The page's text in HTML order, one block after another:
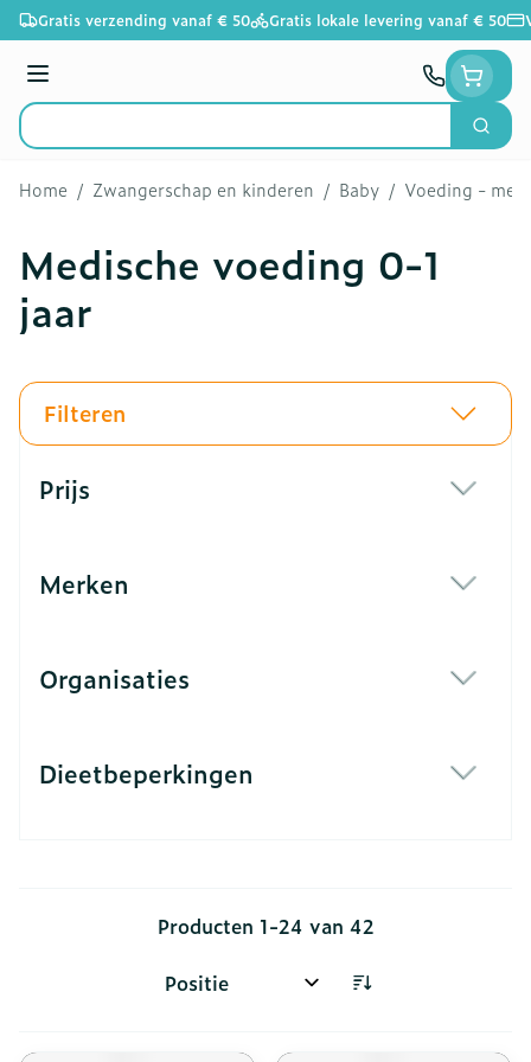
Ga naar de inhoud
Gratis verzending vanaf € 50 Gratis lokale levering vanaf € 50
Menu
Product, merk, categorie...
Zoek
Home / Zwangerschap en kinderen / Baby / Voeding - melk
Medische voeding 0-1
jaar
Filteren
Prijs
Merken
Organisaties
Dieetbeperkingen
Producten 1-24 van 42
Sorteer op: